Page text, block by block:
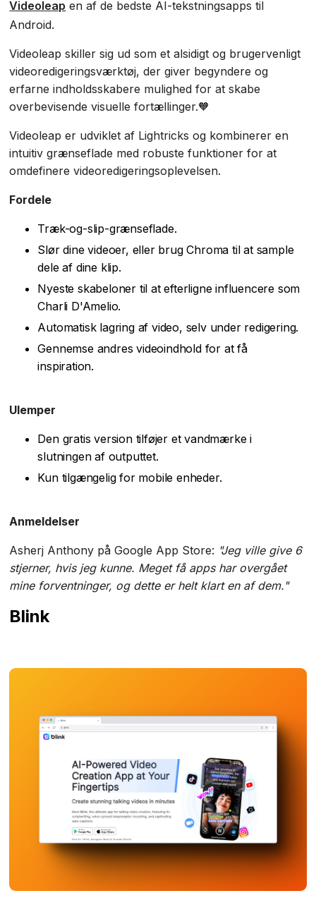
Videoleap en af de bedste AI-tekstningsapps til
Android.
Videoleap skiller sig ud som et alsidigt og brugervenligt
videoredigeringsværktøj, der giver begyndere og
erfarne indholdsskabere mulighed for at skabe
overbevisende visuelle fortællinger.🧡
Videoleap er udviklet af Lightricks og kombinerer en
intuitiv grænseflade med robuste funktioner for at
omdefinere videoredigeringsoplevelsen.
Fordele
Træk-og-slip-grænseflade.
Slør dine videoer, eller brug Chroma til at sample
dele af dine klip.
Nyeste skabeloner til at efterligne influencere som
Charli D'Amelio.
Automatisk lagring af video, selv under redigering.
Gennemse andres videoindhold for at få
inspiration.
Ulemper
Den gratis version tilføjer et vandmærke i
slutningen af outputtet.
Kun tilgængelig for mobile enheder.
Anmeldelser
Asherj Anthony på Google App Store: "Jeg ville give 6
stjerner, hvis jeg kunne. Meget få apps har overgået
mine forventninger, og dette er helt klart en af dem."
Blink